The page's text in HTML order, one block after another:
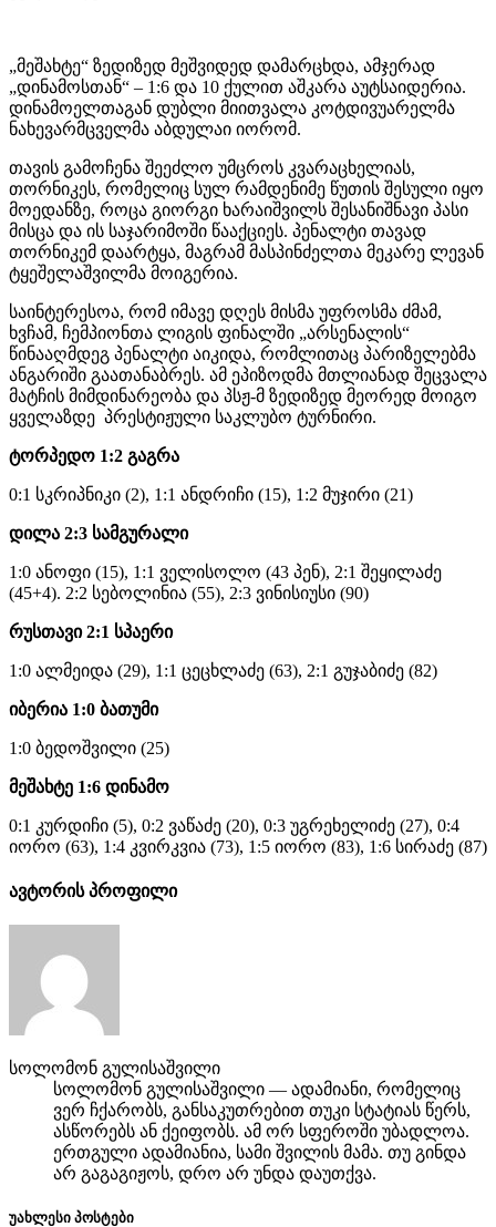
„მეშახტე“ ზედიზედ მეშვიდედ დამარცხდა, ამჯერად
„დინამოსთან“ – 1:6 და 10 ქულით აშკარა აუტსაიდერია.
დინამოელთაგან დუბლი მიითვალა კოტდივუარელმა
ნახევარმცველმა აბდულაი იორომ.
თავის გამოჩენა შეეძლო უმცროს კვარაცხელიას,
თორნიკეს, რომელიც სულ რამდენიმე წუთის შესული იყო
მოედანზე, როცა გიორგი ხარაიშვილს შესანიშნავი პასი
მისცა და ის საჯარიმოში წააქციეს. პენალტი თავად
თორნიკემ დაარტყა, მაგრამ მასპინძელთა მეკარე ლევან
ტყეშელაშვილმა მოიგერია.
საინტერესოა, რომ იმავე დღეს მისმა უფროსმა ძმამ,
ხვჩამ, ჩემპიონთა ლიგის ფინალში „არსენალის“
წინააღმდეგ პენალტი აიკიდა, რომლითაც პარიზელებმა
ანგარიში გაათანაბრეს. ამ ეპიზოდმა მთლიანად შეცვალა
მატჩის მიმდინარეობა და პსჟ-მ ზედიზედ მეორედ მოიგო
ყველაზდე პრესტიჟული საკლუბო ტურნირი.
ტორპედო 1:2 გაგრა
0:1 სკრიპნიკი (2), 1:1 ანდრიჩი (15), 1:2 მუჯირი (21)
დილა 2:3 სამგურალი
1:0 ანოფი (15), 1:1 ველისოლო (43 პენ), 2:1 შეყილაძე
(45+4). 2:2 სებოლინია (55), 2:3 ვინისიუსი (90)
რუსთავი 2:1 სპაერი
1:0 ალმეიდა (29), 1:1 ცეცხლაძე (63), 2:1 გუჯაბიძე (82)
იბერია 1:0 ბათუმი
1:0 ბედოშვილი (25)
მეშახტე 1:6 დინამო
0:1 კურდიჩი (5), 0:2 ვაწაძე (20), 0:3 უგრეხელიძე (27), 0:4
იორო (63), 1:4 კვირკვია (73), 1:5 იორო (83), 1:6 სირაძე (87)
ავტორის პროფილი
სოლომონ გულისაშვილი
სოლომონ გულისაშვილი — ადამიანი, რომელიც
ვერ ჩქარობს, განსაკუთრებით თუკი სტატიას წერს,
ასწორებს ან ქეიფობს. ამ ორ სფეროში უბადლოა.
ერთგული ადამიანია, სამი შვილის მამა. თუ გინდა
არ გაგაგიჟოს, დრო არ უნდა დაუთქვა.
უახლესი პოსტები